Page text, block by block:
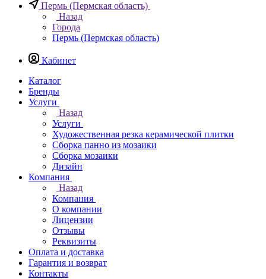
Пермь (Пермская область)
Назад
Города
Пермь (Пермская область)
Кабинет
Каталог
Бренды
Услуги
Назад
Услуги
Художественная резка керамической плитки
Сборка панно из мозаики
Сборка мозаики
Дизайн
Компания
Назад
Компания
О компании
Лицензии
Отзывы
Реквизиты
Оплата и доставка
Гарантия и возврат
Контакты